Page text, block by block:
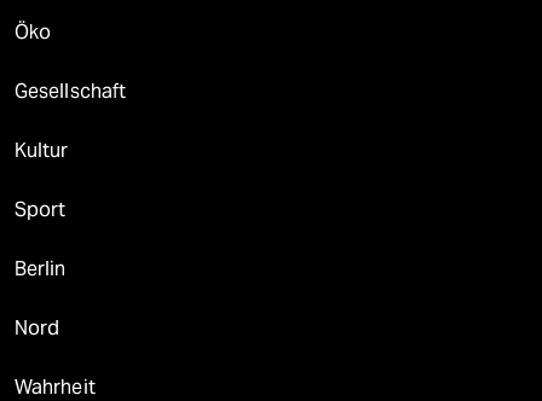
Öko
Gesellschaft
Kultur
Sport
Berlin
Nord
Wahrheit